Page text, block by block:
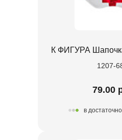
К ФИГУРА
1207-
79.00
в